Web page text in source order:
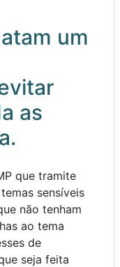
um
as
que tramite
sensíveis
não tenham
ao tema
de
seja feita